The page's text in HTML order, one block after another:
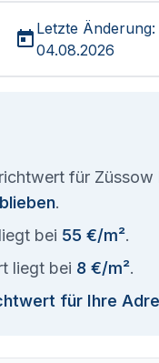
Letzte Änderung:
04.08.2026
für Züssow
.
bei 55 €/m².
liegt bei 8 €/m².
für Ihre